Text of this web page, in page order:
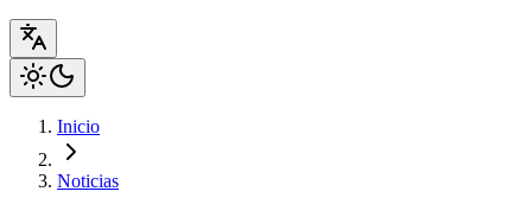
Inicio
Noticias